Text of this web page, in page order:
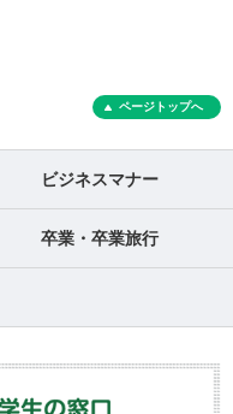
ページトップへ
ビジネスマナー
卒業・卒業旅行